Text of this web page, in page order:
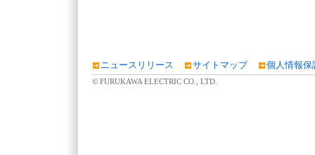
ニュースリリース サイトマップ 個人情報保
© FURUKAWA ELECTRIC CO., LTD.